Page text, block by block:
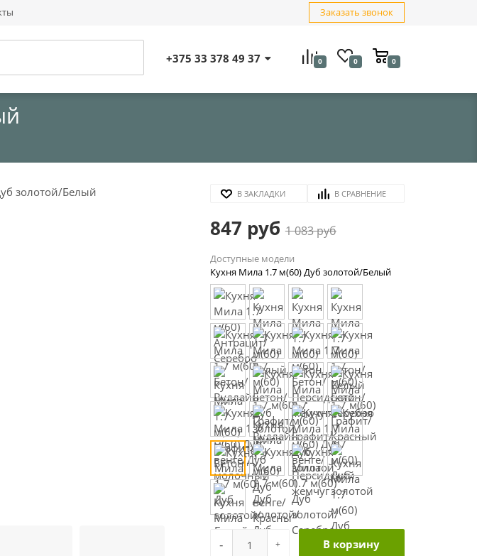
Заказать звонок
+375 33 378 49 37 0 0 0
В ЗАКЛАДКИ В СРАВНЕНИЕ
847 руб 1 083 руб
Доступные модели
Кухня Мила 1.7 м(60) Дуб золотой/Белый
+
- В корзину